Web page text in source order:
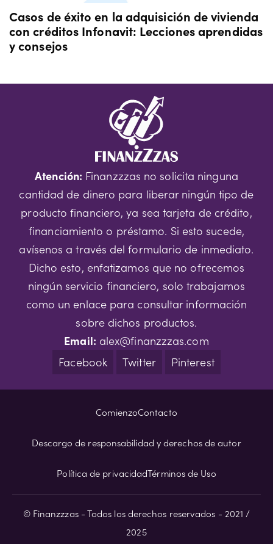
Casos de éxito en la adquisición de vivienda
con créditos Infonavit: Lecciones aprendidas
y consejos
Atención: Finanzzzas no solicita ninguna
cantidad de dinero para liberar ningún tipo de
producto financiero, ya sea tarjeta de crédito,
financiamiento o préstamo. Si esto sucede,
avísenos a través del formulario de inmediato.
Dicho esto, enfatizamos que no ofrecemos
ningún servicio financiero, solo trabajamos
como un enlace para consultar información
sobre dichos productos.
Email: alex@finanzzzas.com
Facebook
Twitter Pinterest
© Finanzzzas - Todos los derechos reservados - 2021 /
2025
ComienzoContacto
Descargo de responsabilidad y derechos de autor
Política de privacidadTérminos de Uso